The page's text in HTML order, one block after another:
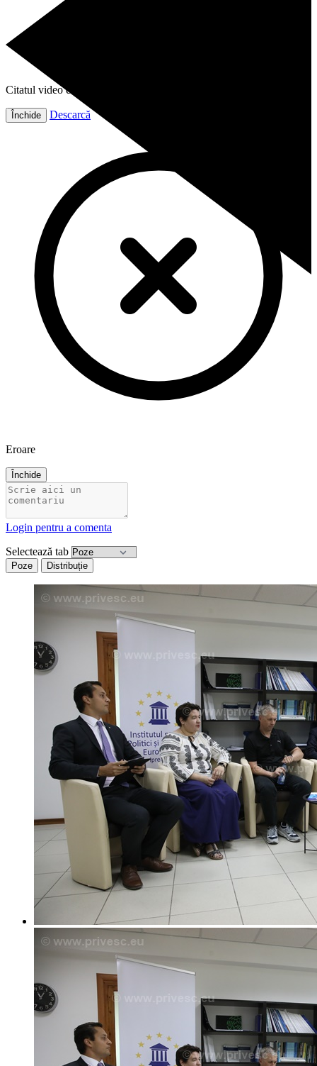
Citatul video este gata!
Închide Descarcă
Eroare
Închide
Login pentru a comenta
Selectează tab
Poze Distribuție